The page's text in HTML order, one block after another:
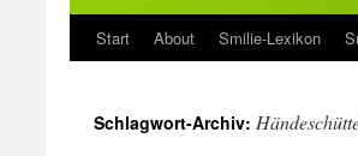
Start About Smilie-Lexikon
Schlagwort-Archiv: